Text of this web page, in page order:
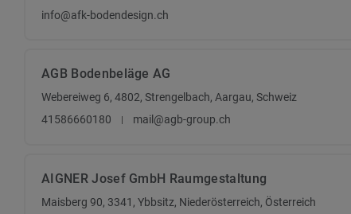
info@afk-bodendesign.ch
AGB Bodenbeläge AG
Webereiweg 6, 4802, Strengelbach, Aargau, Schweiz
41586660180
mail@agb-group.ch
AIGNER Josef GmbH Raumgestaltung
Maisberg 90, 3341, Ybbsitz, Niederösterreich, Österreich